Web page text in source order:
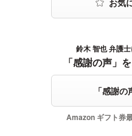
感謝の声をおくる鈴木 智也 弁護
「感謝の声」
「感謝
Amazon ギフト券